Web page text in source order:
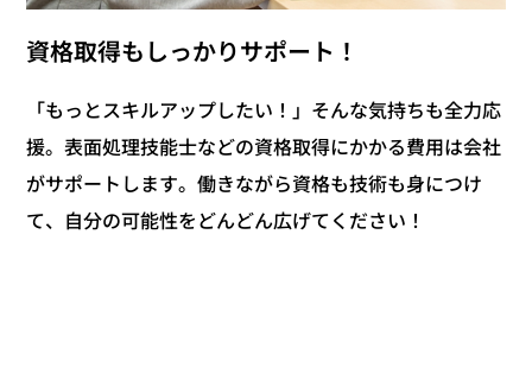
資格取得もしっかりサポート！
「もっとスキルアップしたい！」そんな気持ちも全力応
援。表面処理技能士などの資格取得にかかる費用は会社
がサポートします。働きながら資格も技術も身につけ
て、自分の可能性をどんどん広げてください！